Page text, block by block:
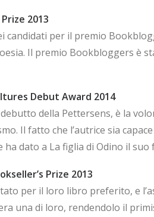
2013
candidati per il premio
Il premio Bookbloggers è
Debut Award 2014
della Pettersens, è la
Il fatto che l’autrice sia
ha dato a La figlia di Odino il
Prize 2013
per il loro libro preferito, e
una di loro, rendendolo il